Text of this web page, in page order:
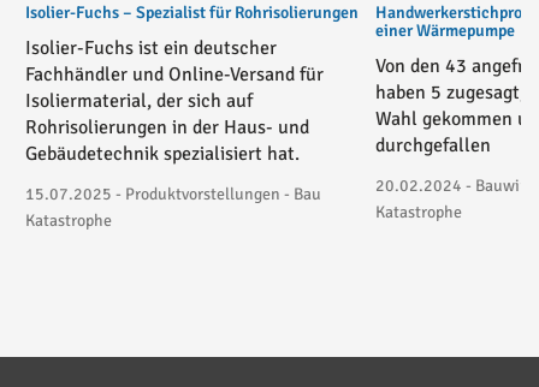
Isolier-Fuchs – Spezialist für Rohrisolierungen
Isolier-Fuchs ist ein deutscher
Fachhändler und Online-Versand für
Isoliermaterial, der sich auf
Rohrisolierungen in der Haus- und
Gebäudetechnik spezialisiert hat.
15.07.2025 - Produktvorstellungen - Bau
Katastrophe
einer Wärmepumpe
Von den 43
haben 5 zugesagt,
Wahl gekommen
durchgefallen
20.02.2024 -
Katastrophe